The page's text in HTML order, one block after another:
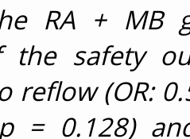
RA + MB
the safety
reflow (OR:
= 0.128)